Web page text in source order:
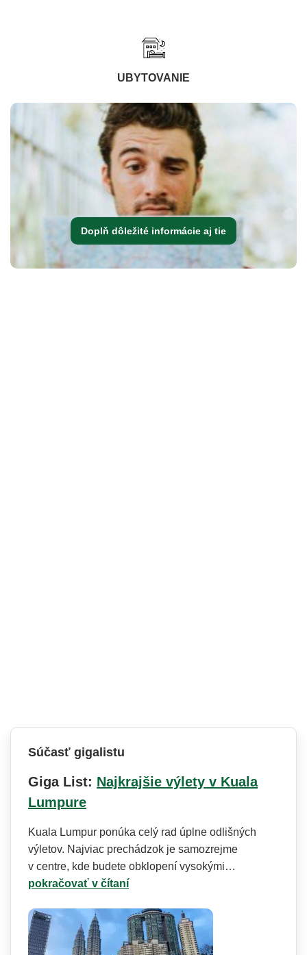
UBYTOVANIE
Doplň dôležité informácie aj tie
Súčasť gigalistu
Giga List: Najkrajšie výlety v Kuala
Lumpure
Kuala Lumpur ponúka celý rad úplne odlišných
výletov. Najviac prechádzok je samozrejme
v centre, kde budete obklopení vysokými…
pokračovať v čítaní